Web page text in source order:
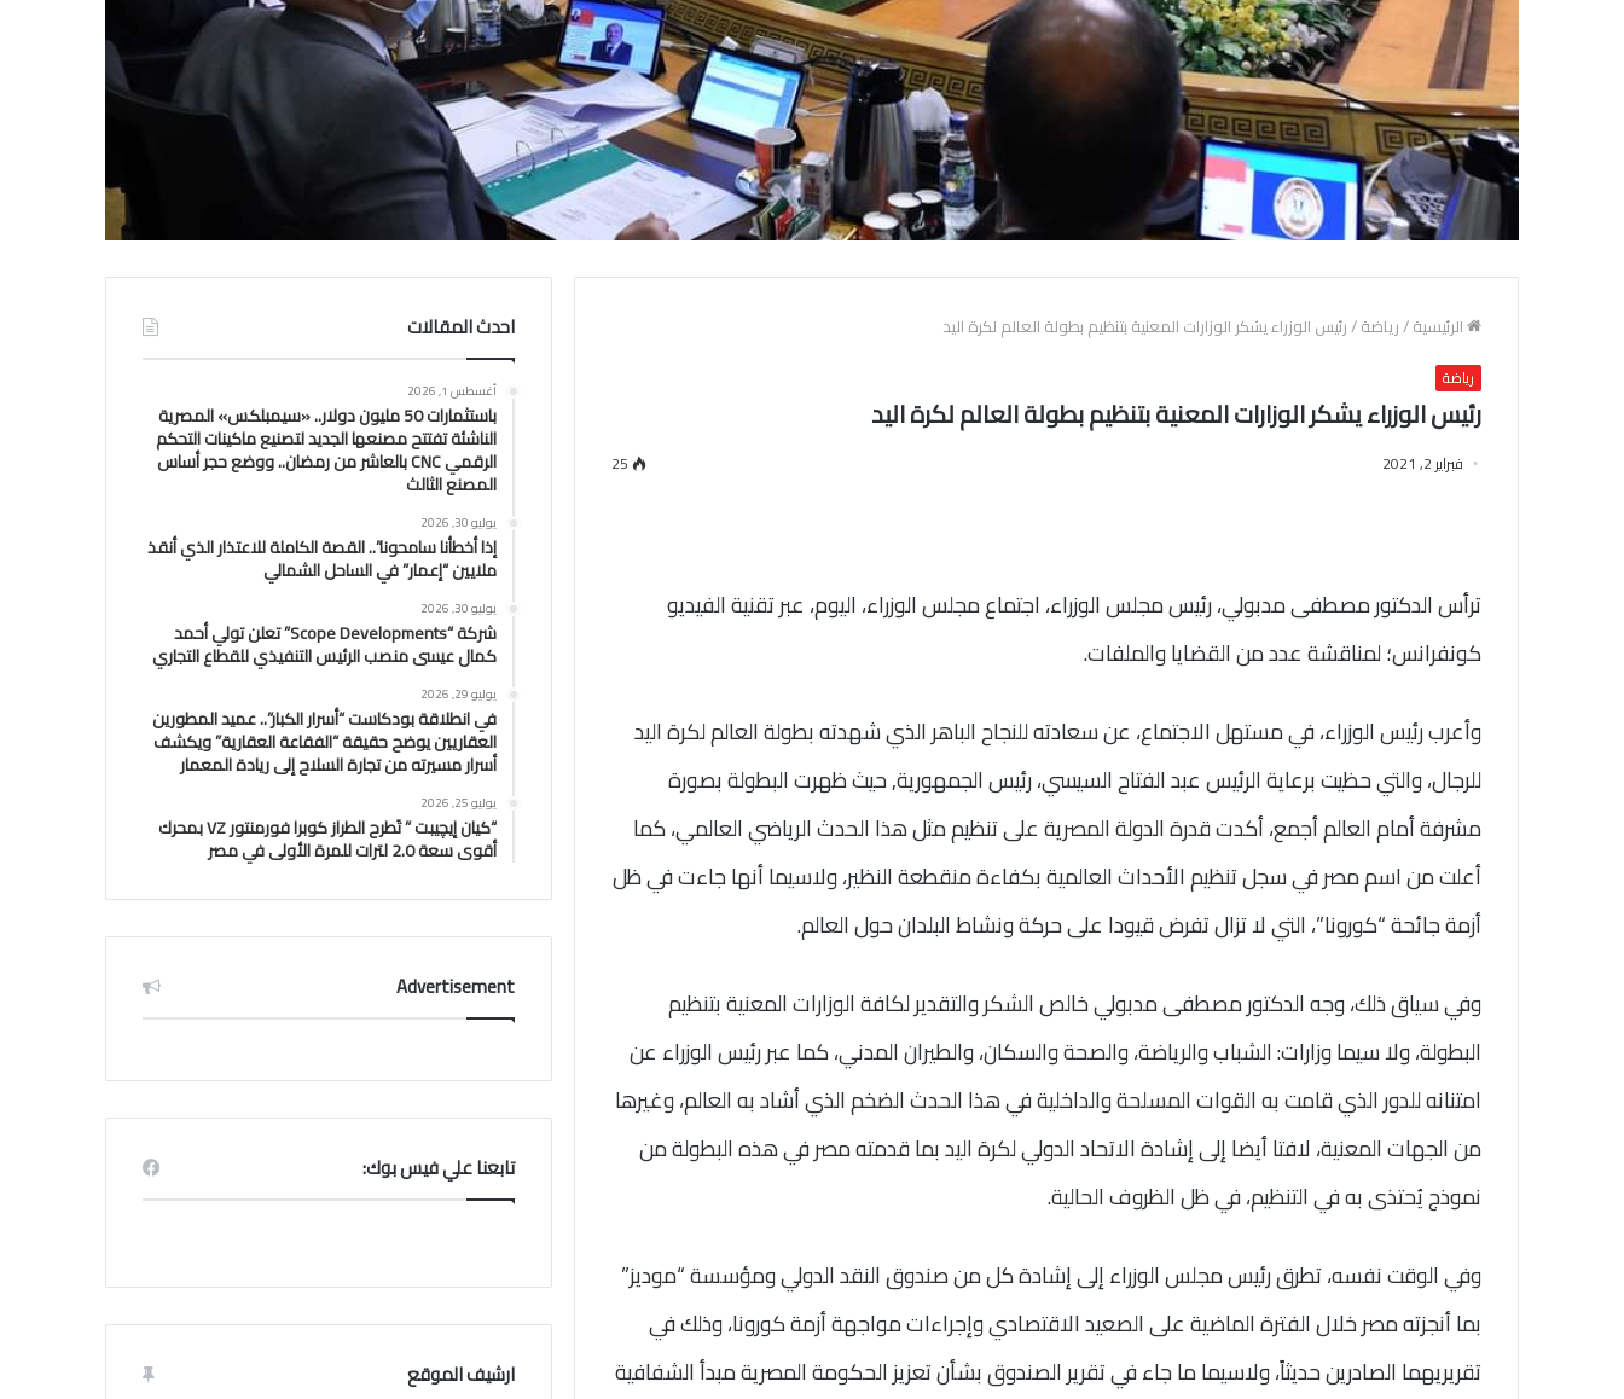
الرئيسية/رياضة/رئيس الوزراء يشكر الوزارات المعنية بتنظيم بطولة العالم لكرة اليد
رياضة
رئيس الوزراء يشكر الوزارات المعنية بتنظيم بطولة العالم لكرة اليد
فبراير 2, 2021 25
ترأس الدكتور مصطفى مدبولي، رئيس مجلس الوزراء، اجتماع مجلس الوزراء، اليوم، عبر تقنية الفيديو
كونفرانس؛ لمناقشة عدد من القضايا والملفات.
وأعرب رئيس الوزراء، في مستهل الاجتماع، عن سعادته للنجاح الباهر الذي شهدته بطولة العالم لكرة اليد
للرجال، والتي حظيت برعاية الرئيس عبد الفتاح السيسي، رئيس الجمهورية, حيث ظهرت البطولة بصورة
مشرفة أمام العالم أجمع، أكدت قدرة الدولة المصرية على تنظيم مثل هذا الحدث الرياضي العالمي، كما
أعلت من اسم مصر في سجل تنظيم الأحداث العالمية بكفاءة منقطعة النظير، ولاسيما أنها جاءت في ظل
أزمة جائحة “كورونا”، التي لا تزال تفرض قيودا على حركة ونشاط البلدان حول العالم.
وفي سياق ذلك، وجه الدكتور مصطفى مدبولي خالص الشكر والتقدير لكافة الوزارات المعنية بتنظيم
البطولة، ولا سيما وزارات: الشباب والرياضة، والصحة والسكان، والطيران المدني، كما عبر رئيس الوزراء عن
امتنانه للدور الذي قامت به القوات المسلحة والداخلية في هذا الحدث الضخم الذي أشاد به العالم، وغيرها
من الجهات المعنية، لافتا أيضا إلى إشادة الاتحاد الدولي لكرة اليد بما قدمته مصر في هذه البطولة من
نموذج يُحتذى به في التنظيم، في ظل الظروف الحالية.
وفي الوقت نفسه، تطرق رئيس مجلس الوزراء إلى إشادة كل من صندوق النقد الدولي ومؤسسة “موديز”
بما أنجزته مصر خلال الفترة الماضية على الصعيد الاقتصادي وإجراءات مواجهة أزمة كورونا، وذلك في
تقريريهما الصادرين حديثاً، ولاسيما ما جاء في تقرير الصندوق بشأن تعزيز الحكومة المصرية مبدأ الشفافية
احدث المقالات
أغسطس 1, 2026
باستثمارات 50 مليون دولار.. «سيمبلكس» المصرية
الناشئة تفتتح مصنعها الجديد لتصنيع ماكينات التحكم
الرقمي CNC بالعاشر من رمضان.. ووضع حجر أساس
المصنع الثالث
يوليو 30, 2026
إذا أخطأنا سامحونا”.. القصة الكاملة للاعتذار الذي أنقذ
ملايين “إعمار” في الساحل الشمالي
يوليو 30, 2026
شركة “Scope Developments” تعلن تولي أحمد
كمال عيسى منصب الرئيس التنفيذي للقطاع التجاري
يوليو 29, 2026
في انطلاقة بودكاست “أسرار الكبار”.. عميد المطورين
العقاريين يوضح حقيقة “الفقاعة العقارية” ويكشف
أسرار مسيرته من تجارة السلاح إلى ريادة المعمار
يوليو 25, 2026
“كيان إيچيبت ” تَطرح الطراز كوبرا فورمنتور VZ بمحرك
أقوى سعة 2.0 لترات للمرة الأولى في مصر
Advertisement
تابعنا علي فيس بوك:
ارشيف الموقع